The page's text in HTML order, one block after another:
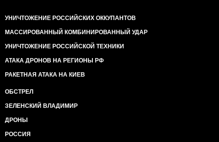
УНИЧТОЖЕНИЕ РОССИЙСКИХ ОККУПАНТОВ
МАССИРОВАННЫЙ КОМБИНИРОВАННЫЙ УДАР
УНИЧТОЖЕНИЕ РОССИЙСКОЙ ТЕХНИКИ
АТАКА ДРОНОВ НА РЕГИОНЫ РФ
РАКЕТНАЯ АТАКА НА КИЕВ
ОБСТРЕЛ
ЗЕЛЕНСКИЙ ВЛАДИМИР
ДРОНЫ
РОССИЯ